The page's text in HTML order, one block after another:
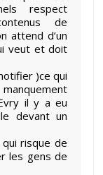
respect
de
attend d’un
veut et doit
)ce qui
il y a eu
devant un
risque de
les gens de